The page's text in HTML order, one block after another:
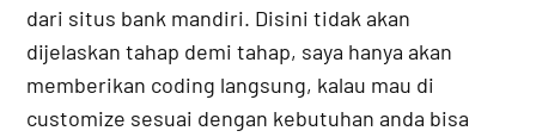
dari situs bank mandiri. Disini tidak akan
dijelaskan tahap demi tahap, saya hanya akan
memberikan coding langsung, kalau mau di
customize sesuai dengan kebutuhan anda bisa